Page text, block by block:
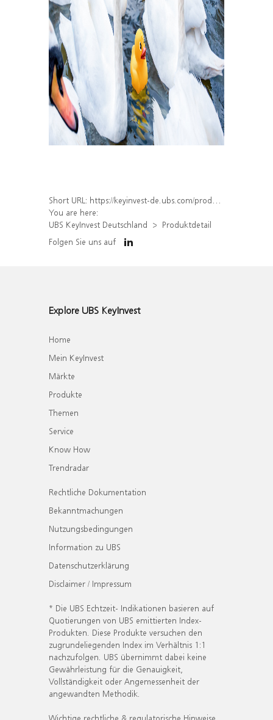
Short URL: https://keyinvest-de.ubs.com/produkt/detail/index/isin/DE000WA7FEZ4
You are here:
UBS KeyInvest Deutschland
Produktdetail
Folgen Sie uns auf
Explore UBS KeyInvest
Home
Mein KeyInvest
Märkte
Produkte
Themen
Service
Know How
Trendradar
Rechtliche Dokumentation
Bekanntmachungen
Nutzungsbedingungen
Information zu UBS
Datenschutzerklärung
Disclaimer / Impressum
* Die UBS Echtzeit- Indikationen basieren auf
Quotierungen von UBS emittierten Index-
Produkten. Diese Produkte versuchen den
zugrundeliegenden Index im Verhältnis 1:1
nachzufolgen. UBS übernimmt dabei keine
Gewährleistung für die Genauigkeit,
Vollständigkeit oder Angemessenheit der
angewandten Methodik.